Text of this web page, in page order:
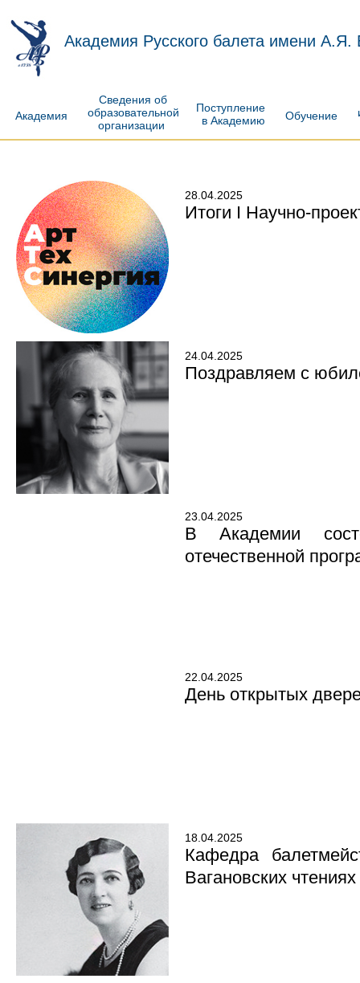
Академия Русского балета имени А.Я.
Академия
Сведения об
образовательной
организации
Поступление
в Академию
Обучение
28.04.2025
Итоги I Научно-
24.04.2025
Поздравляем с
23.04.2025
В Академии
отечественной
22.04.2025
День открытых
18.04.2025
Кафедра
Вагановских чтениях